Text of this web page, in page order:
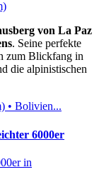
von La Paz
. Seine perfekte
zum Blickfang in
die alpinistischen
• Bolivien...
6000er